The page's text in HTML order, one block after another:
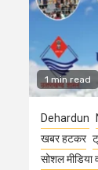
1 min read
Dehardun
खबर हटकर
सोशल मीडिया